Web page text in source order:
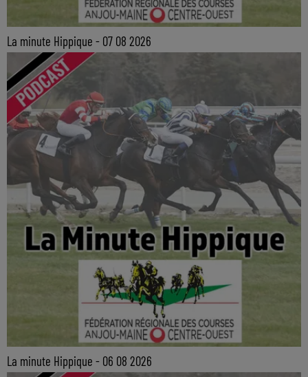
La minute Hippique - 07 08 2026
La minute Hippique - 06 08 2026